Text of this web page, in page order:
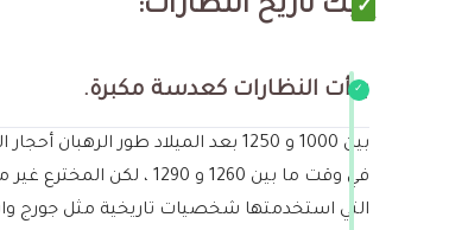
إليك تاريخ النظارات:
بدأت النظارات كعدسة مكبرة.
بين 1000 و 1250 بعد الميلاد طور
في وقت ما بين 1260 و
التي استخدمتها شخصيات تاريخية مثل جورج